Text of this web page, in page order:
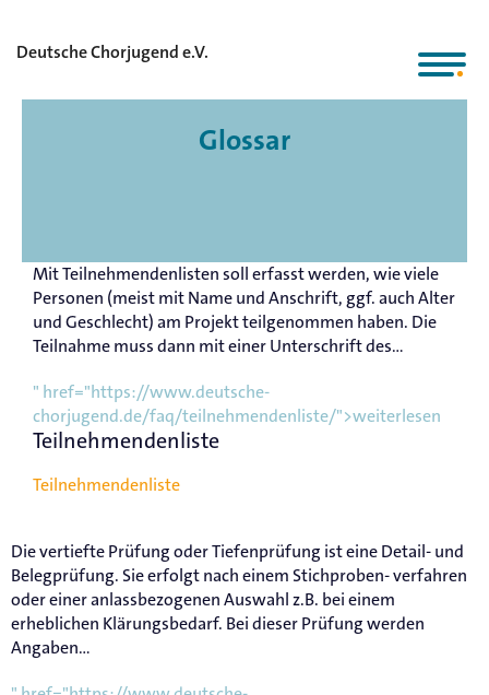
Deutsche Chorjugend e.V.
Glossar
Teilnehmendenliste
Mit Teilnehmendenlisten soll erfasst werden, wie viele
Personen (meist mit Name und Anschrift, ggf. auch Alter
und Geschlecht) am Projekt teilgenommen haben. Die
Teilnahme muss dann mit einer Unterschrift des...
Teilnehmendenliste
" href="https://www.deutsche-
chorjugend.de/faq/teilnehmendenliste/">weiterlesen
Die vertiefte Prüfung oder Tiefenprüfung ist eine Detail- und
Belegprüfung. Sie erfolgt nach einem Stichproben- verfahren
oder einer anlassbezogenen Auswahl z.B. bei einem
erheblichen Klärungsbedarf. Bei dieser Prüfung werden
Angaben...